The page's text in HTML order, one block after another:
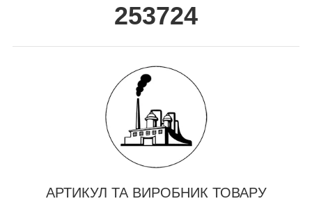
253724
АРТИКУЛ ТА ВИРОБНИК ТОВАРУ